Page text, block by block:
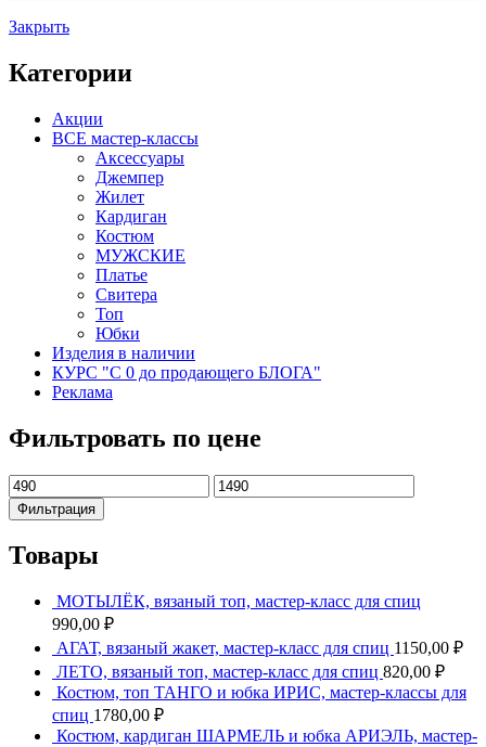
Закрыть
Категории
Акции
ВСЕ мастер-классы
Аксессуары
Джемпер
Жилет
Кардиган
Костюм
МУЖСКИЕ
Платье
Свитера
Топ
Юбки
Изделия в наличии
КУРС "С 0 до продающего БЛОГА"
Реклама
Фильтровать по цене
Минимальная
цена
Максимальная
цена
Фильтрация
Товары
МОТЫЛЁК, вязаный топ, мастер-класс для спиц
990,00 ₽
АГАТ, вязаный жакет, мастер-класс для спиц 1150,00 ₽
ЛЕТО, вязаный топ, мастер-класс для спиц 820,00 ₽
Костюм, топ ТАНГО и юбка ИРИС, мастер-классы для
спиц 1780,00 ₽
Костюм, кардиган ШАРМЕЛЬ и юбка АРИЭЛЬ, мастер-